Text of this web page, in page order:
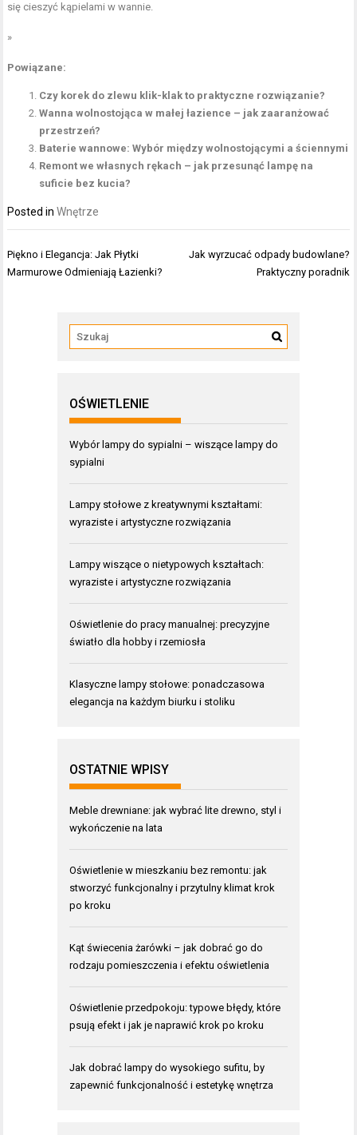
się cieszyć kąpielami w wannie.
»
Powiązane:
Czy korek do zlewu klik-klak to praktyczne rozwiązanie?
Wanna wolnostojąca w małej łazience – jak zaaranżować
przestrzeń?
Baterie wannowe: Wybór między wolnostojącymi a ściennymi
Remont we własnych rękach – jak przesunąć lampę na
suficie bez kucia?
Posted inWnętrze
Nawigacja
wpisu
Piękno i Elegancja: Jak Płytki
Marmurowe Odmieniają Łazienki?
Jak wyrzucać odpady budowlane?
Praktyczny poradnik
OŚWIETLENIE
Wybór lampy do sypialni – wiszące lampy do
sypialni
Lampy stołowe z kreatywnymi kształtami:
wyraziste i artystyczne rozwiązania
Lampy wiszące o nietypowych kształtach:
wyraziste i artystyczne rozwiązania
Oświetlenie do pracy manualnej: precyzyjne
światło dla hobby i rzemiosła
Klasyczne lampy stołowe: ponadczasowa
elegancja na każdym biurku i stoliku
OSTATNIE WPISY
Meble drewniane: jak wybrać lite drewno, styl i
wykończenie na lata
Oświetlenie w mieszkaniu bez remontu: jak
stworzyć funkcjonalny i przytulny klimat krok
po kroku
Kąt świecenia żarówki – jak dobrać go do
rodzaju pomieszczenia i efektu oświetlenia
Oświetlenie przedpokoju: typowe błędy, które
psują efekt i jak je naprawić krok po kroku
Jak dobrać lampy do wysokiego sufitu, by
zapewnić funkcjonalność i estetykę wnętrza